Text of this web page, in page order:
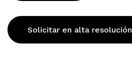
Solicitar en alta resolución